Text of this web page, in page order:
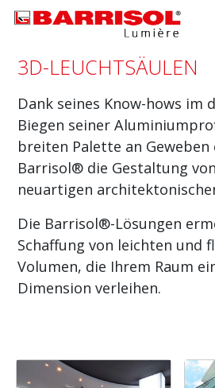
Direkt zum Inhalt
3D-LEUCHTSÄULEN
Dank seines Know-hows im
Biegen seiner
breiten Palette an
Barrisol® die Gestaltung
neuartigen
Die Barrisol®-Lösungen
Schaffung von leichten und
Volumen, die Ihrem Raum
Dimension verleihen.